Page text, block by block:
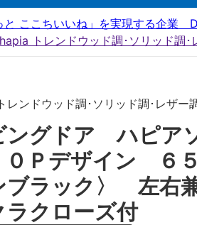
と ここちいいね」を実現する企業
hapia トレンドウッド調･ソリッド調
レンドウッド調･ソリッド調･レザー
ングドア ハピア
Ｐデザイン ６
ブラック〉 左
ラクローズ付